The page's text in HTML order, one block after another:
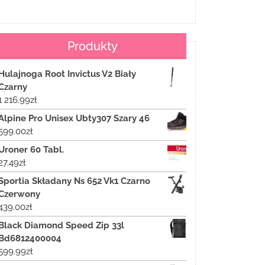
Produkty
Root Invictus V2 Biały
216.99zł
Pro Unisex Ubty307 Szary 46
zł
60 Tabl.
zł
Składany Ns 652 Vk1 Czarno
zł
Diamond Speed Zip 33l
zł